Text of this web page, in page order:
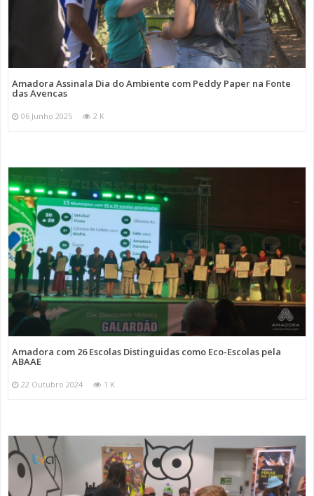
Amadora Assinala Dia do Ambiente com Peddy Paper na Fonte
das Avencas
06 Junho 2025 2 K
Amadora com 26 Escolas Distinguidas como Eco-Escolas pela
ABAAE
22 Outubro 2024 1 K